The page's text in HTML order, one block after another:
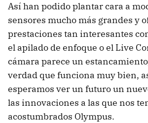
Así han podido plantar cara a
sensores mucho más grandes y
prestaciones tan interesantes
el apilado de enfoque o el Live
cámara parece un
verdad que funciona muy bien,
esperamos ver un futuro un
las innovaciones a las que nos
acostumbrados Olympus.